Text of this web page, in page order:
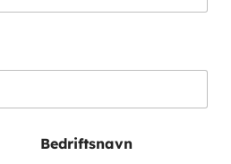
Bedriftsnavn